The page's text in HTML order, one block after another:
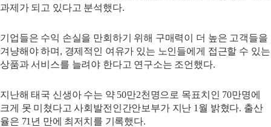
과제가 되고 있다고 분석했다.
기업들은 수익 손실을 만회하기 위해 구매력이 더 높은 고객들을
겨냥해야 하며, 경제적인 여유가 있는 노인들에게 접근할 수 있는
상품과 서비스를 늘려야 한다고 연구소는 조언했다.
지난해 태국 신생아 수는 약 50만2천명으로 목표치인 70만명에
크게 못 미쳤다고 사회발전인간안보부가 지난 1월 밝혔다. 출산
율은 71년 만에 최저치를 기록했다.